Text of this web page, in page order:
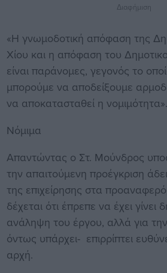
Διαφήμιση
«Η γνωμοδοτική απόφαση της
Χίου και η απόφαση του
είναι παράνομες, γεγονός το
μπορούμε να αποδείξουμε
να αποκατασταθεί η νομιμότητα».
Νόμιμα
Απαντώντας ο Στ. Μούνδρος
την απαιτούμενη προέγκριση
της επιχείρησης στα
δέχεται ότι έπρεπε να έχει γίνει
ανάληψη του έργου, αλλά για
όντως υπάρχει- επιρρίπτει
αρχή.